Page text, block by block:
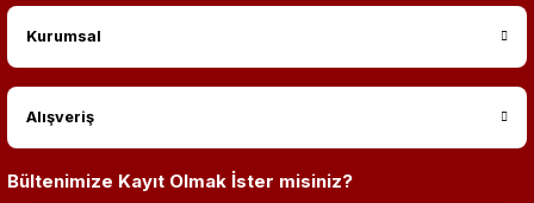
Kurumsal
Alışveriş
Bültenimize Kayıt Olmak İster misiniz?